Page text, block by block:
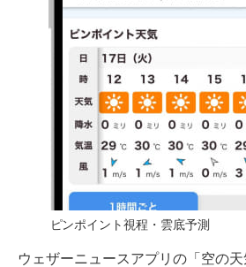
ピンポイント視程・雲底予測
ウェザーニュースアプリの「空の